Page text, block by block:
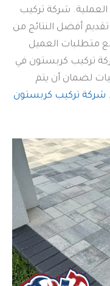
شركة تركيب
أفضل النتائج من
متطلبات العميل
تركيب كربستون في
لضمان أن يتم
شركة تركيب كربستون